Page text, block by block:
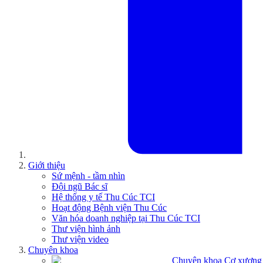
Giới thiệu
Sứ mệnh - tầm nhìn
Đội ngũ Bác sĩ
Hệ thống y tế Thu Cúc TCI
Hoạt động Bệnh viện Thu Cúc
Văn hóa doanh nghiệp tại Thu Cúc TCI
Thư viện hình ảnh
Thư viện video
Chuyên khoa
Chuyên khoa Cơ